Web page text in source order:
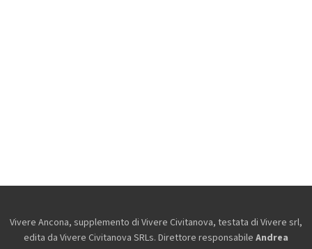
Vivere Ancona, supplemento di Vivere Civitanova, testata di Vivere srl,
edita da Vivere Civitanova SRLs. Direttore responsabile Andrea